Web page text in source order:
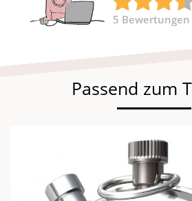
5 Bewertungen
Passend zum